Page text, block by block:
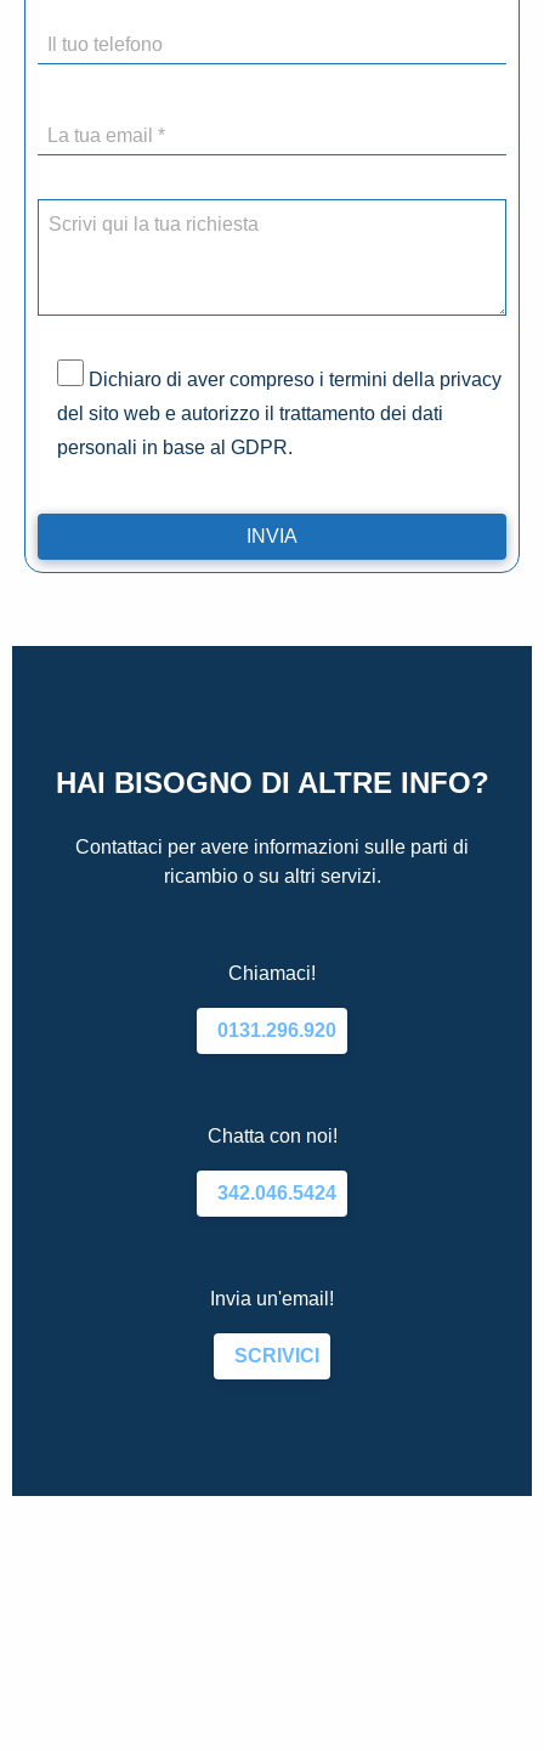
Dichiaro di aver compreso i termini della privacy
del sito web e autorizzo il trattamento dei dati
personali in base al GDPR.
HAI BISOGNO DI ALTRE INFO?
Contattaci per avere informazioni sulle parti di
ricambio o su altri servizi.
Chiamaci!
0131.296.920
Chatta con noi!
342.046.5424
Invia un'email!
SCRIVICI